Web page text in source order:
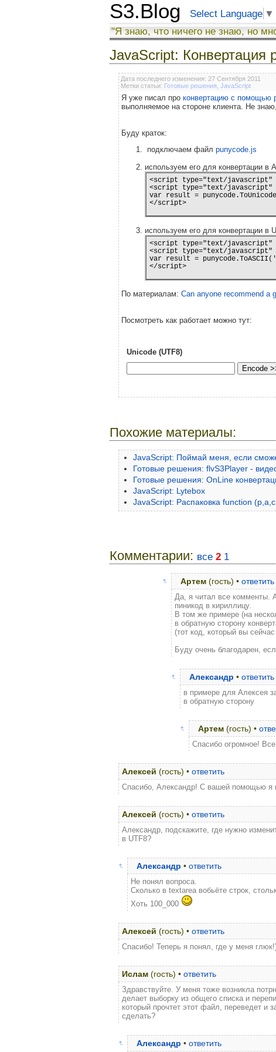
S3.Blog Select Language ▼
"Я знаю, что ничего не знаю, но
JavaScript: Конвертация
Дата последнего изменения: 27 Сентября 2011
Метки статьи: Готовые решения JavaScript
Я уже писал про конвертацию с помощью
выполняемое на стороне клиента. Не
Буду краток:
подключаем файл punycode.js
используем его для конвертации в
<script type="text/javascript"
<script type="text/javascript"
var result =
используем его для конвертации в
<script type="text/javascript"
<script type="text/javascript"
var result =
По материалам: Can anyone recommend a
Посмотреть как работает можно тут:
Unicode (UTF8)
Похожие материалы:
JavaScript: Поймай меня, если
Готовые решения: flvS3Player -
Готовые решения: OnLine
JavaScript: Lytebox
JavaScript: Распаковка function
Комментарии: все 2 1
Артем (гость) • ответить
Да, я читал все комменты.
пиникод в кириллицу.
В том же примере (на
в обратную сторону
(тот код, который вы
Буду очень благодарен,
Александр • ответить
в примере для Алексея
в обратную сторону
Артем (гость) •
Спасибо огромное!
Алексей (гость) • ответить
Спасибо, Александр! С вашей помощью я
Алексей (гость) • ответить
Александр, подскажите, где нужно
в UTF8?
Александр • ответить
Не понял вопроса.
Сколько в textarea вобьёте строк,
Хоть 100_000
Алексей (гость) • ответить
Спасибо! Теперь я понял, где у меня
Ислам (гость) • ответить
Здравствуйте. У меня тоже возникла
делает выборку из общего списка и
который прочтет этот файл, переведет
сделать?
Александр • ответить